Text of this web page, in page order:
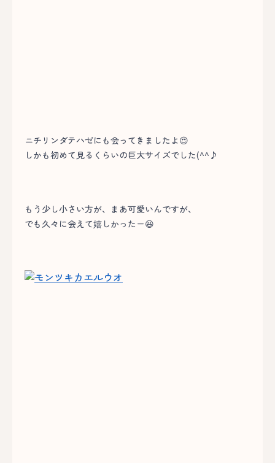
ニチリンダテハゼにも会ってきましたよ😍
しかも初めて見るくらいの巨大サイズでした(^^♪
もう少し小さい方が、まあ可愛いんですが、
でも久々に会えて嬉しかったー😆